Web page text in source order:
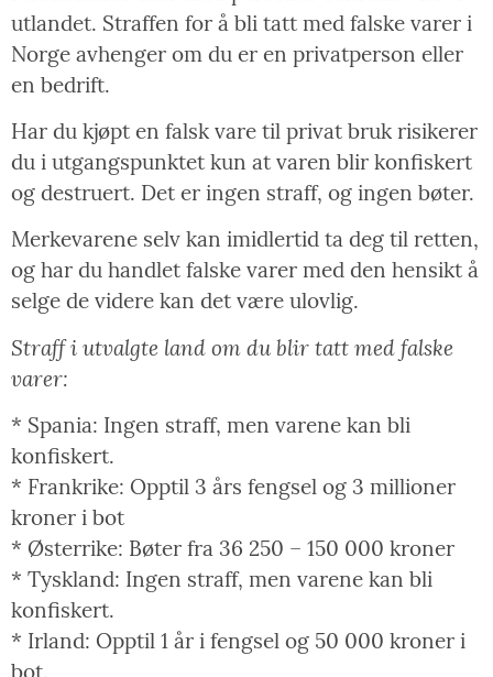
utlandet. Straffen for å bli tatt med falske varer i
Norge avhenger om du er en privatperson eller
en bedrift.
Har du kjøpt en falsk vare til privat bruk risikerer
du i utgangspunktet kun at varen blir konfiskert
og destruert. Det er ingen straff, og ingen bøter.
Merkevarene selv kan imidlertid ta deg til retten,
og har du handlet falske varer med den hensikt å
selge de videre kan det være ulovlig.
Straff i utvalgte land om du blir tatt med falske
varer:
* Spania: Ingen straff, men varene kan bli
konfiskert.
* Frankrike: Opptil 3 års fengsel og 3 millioner
kroner i bot
* Østerrike: Bøter fra 36 250 – 150 000 kroner
* Tyskland: Ingen straff, men varene kan bli
konfiskert.
* Irland: Opptil 1 år i fengsel og 50 000 kroner i